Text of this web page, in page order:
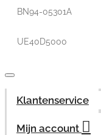
BN94-05301A
UE40D5000
Klantenservice
Mijn account